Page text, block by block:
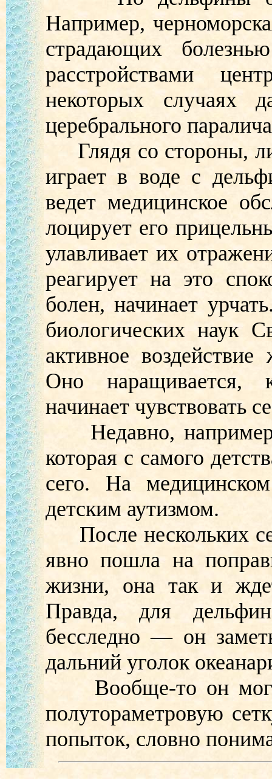
Например,
страдающих
расстройствами
некоторых случаях
церебрального
Глядя со стороны,
играет в воде с
ведет медицинское
лоцирует его
улавливает их
реагирует на это
болен, начинает
биологических наук
активное
Оно наращивается,
начинает чувствовать
Недавно, например,
которая с самого
сего. На
детским аутизмом.
После нескольких
явно пошла на
жизни, она так и
Правда, для
бесследно — он
дальний уголок
Вообще-то он мог
полутораметровую
попыток, словно